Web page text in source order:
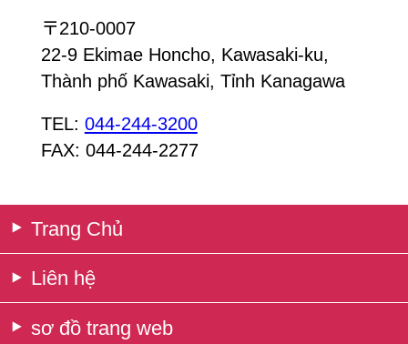
〒210-0007
22-9 Ekimae Honcho, Kawasaki-ku,
Thành phố Kawasaki, Tỉnh Kanagawa
TEL: 044-244-3200
FAX: 044-244-2277
Trang Chủ
Liên hệ
sơ đồ trang web